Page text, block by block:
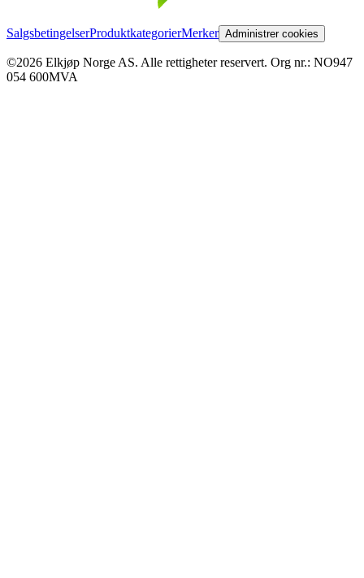
SalgsbetingelserProduktkategorierMerker Administrer cookies
©2026 Elkjøp Norge AS. Alle rettigheter reservert. Org nr.: NO947
054 600MVA